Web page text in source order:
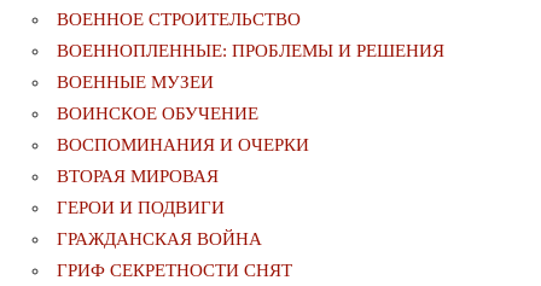
ВОЕННОЕ СТРОИТЕЛЬСТВО
ВОЕННОПЛЕННЫЕ: ПРОБЛЕМЫ И РЕШЕНИЯ
ВОЕННЫЕ МУЗЕИ
ВОИНСКОЕ ОБУЧЕНИЕ
ВОСПОМИНАНИЯ И ОЧЕРКИ
ВТОРАЯ МИРОВАЯ
ГЕРОИ И ПОДВИГИ
ГРАЖДАНСКАЯ ВОЙНА
ГРИФ СЕКРЕТНОСТИ СНЯТ